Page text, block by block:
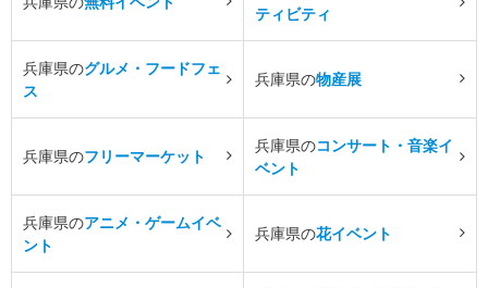
ティビティ
兵庫県のグルメ・フードフェ
ス
兵庫県の物産展
兵庫県のフリーマーケット
兵庫県のコンサート・音楽イ
ベント
兵庫県のアニメ・ゲームイベ
ント
兵庫県の花イベント